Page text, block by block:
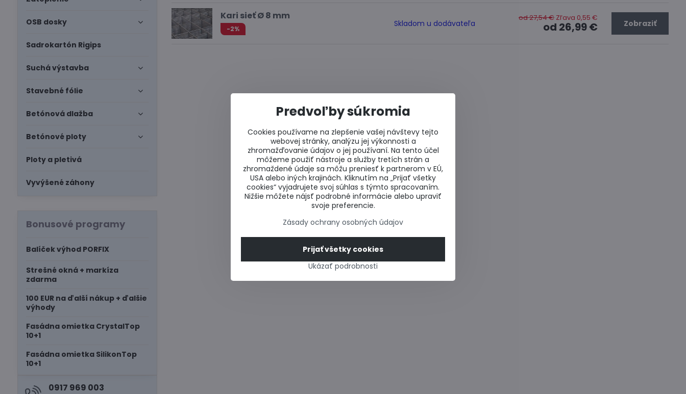
Kari sieť Ø 8 mm
-2%
Skladom u dodávateľa od 26,99 €
od 27,54 € Zľava 0,55 €
Zobraziť
OSB dosky
Sadrokartón Rigips
Suchá výstavba
Stavebné fólie
Betónová dlažba
Betónové ploty
Ploty a pletivá
Vyvýšené záhony
Bonusové programy
Balíček výhod PORFIX
Strešné okná + markíza
zdarma
100 EUR na ďalší nákup + ďalšie
výhody
Fasádna omietka CrystalTop
10+1
Fasádna omietka SilikonTop
10+1
0917 969 003
Predvoľby súkromia
Cookies používame na zlepšenie vašej návštevy tejto
webovej stránky, analýzu jej výkonnosti a
zhromažďovanie údajov o jej používaní. Na tento účel
môžeme použiť nástroje a služby tretích strán a
zhromaždené údaje sa môžu preniesť k partnerom v EÚ,
USA alebo iných krajinách. Kliknutím na „Prijať všetky
cookies“ vyjadrujete svoj súhlas s týmto spracovaním.
Nižšie môžete nájsť podrobné informácie alebo upraviť
svoje preferencie.
Zásady ochrany osobných údajov
Ukázať podrobnosti
Prijať všetky cookies